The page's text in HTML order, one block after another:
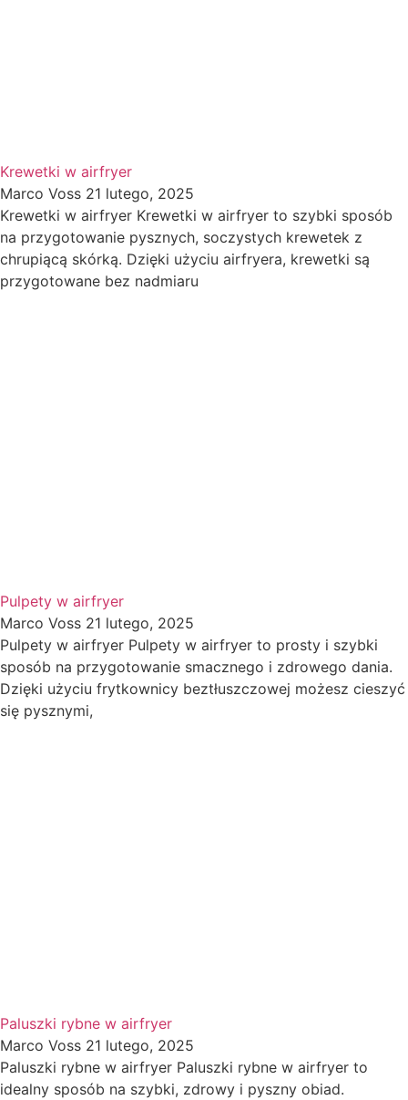
Krewetki w airfryer
Marco Voss 21 lutego, 2025
Krewetki w airfryer Krewetki w airfryer to szybki sposób
na przygotowanie pysznych, soczystych krewetek z
chrupiącą skórką. Dzięki użyciu airfryera, krewetki są
przygotowane bez nadmiaru
Pulpety w airfryer
Marco Voss 21 lutego, 2025
Pulpety w airfryer Pulpety w airfryer to prosty i szybki
sposób na przygotowanie smacznego i zdrowego dania.
Dzięki użyciu frytkownicy beztłuszczowej możesz cieszyć
się pysznymi,
Paluszki rybne w airfryer
Marco Voss 21 lutego, 2025
Paluszki rybne w airfryer Paluszki rybne w airfryer to
idealny sposób na szybki, zdrowy i pyszny obiad.